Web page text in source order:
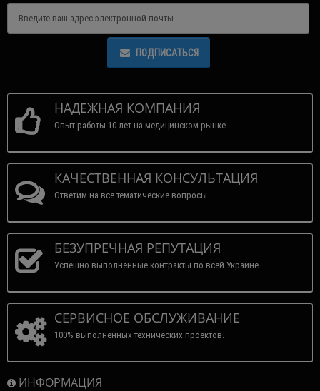
ПОДПИСАТЬСЯ
НАДЕЖНАЯ КОМПАНИЯ
Опыт работы 10 лет на медицинском рынке.
КАЧЕСТВЕННАЯ КОНСУЛЬТАЦИЯ
Ответим на все тематические вопросы.
БЕЗУПРЕЧНАЯ РЕПУТАЦИЯ
Успешно выполненные контракты по всей Украине.
СЕРВИСНОЕ ОБСЛУЖИВАНИЕ
100% выполненных технических проектов.
ИНФОРМАЦИЯ